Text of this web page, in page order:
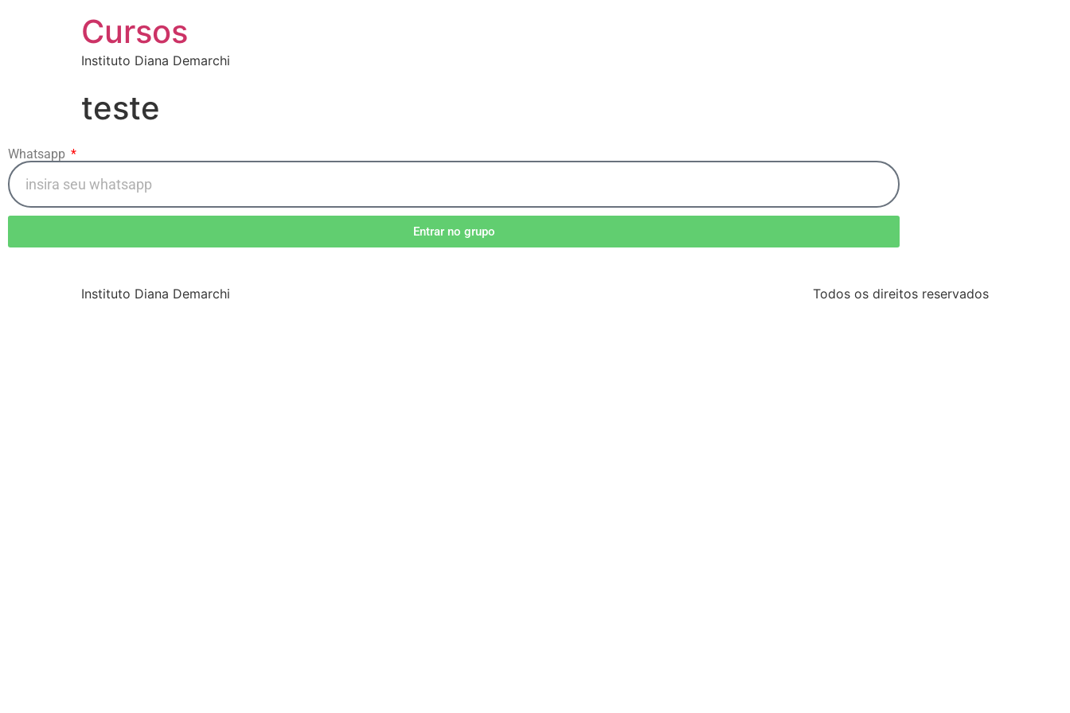
Cursos
Instituto Diana Demarchi
teste
Whatsapp
Entrar no grupo
Instituto Diana Demarchi Todos os direitos reservados